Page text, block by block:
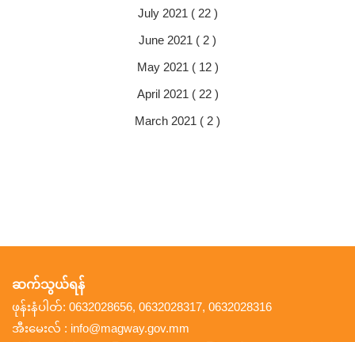
July 2021 ( 22 )
June 2021 ( 2 )
May 2021 ( 12 )
April 2021 ( 22 )
March 2021 ( 2 )
ဆက်သွယ်ရန်
ဖုန်းနံပါတ်: 0632028656, 0632028317, 0632028316
အီးမေးလ် : info@magway.gov.mm